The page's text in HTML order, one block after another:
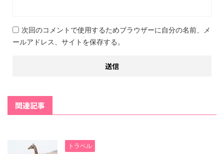
次回のコメントで使用するためブラウザーに自分の名前、メ
ールアドレス、サイトを保存する。
関連記事
トラベル